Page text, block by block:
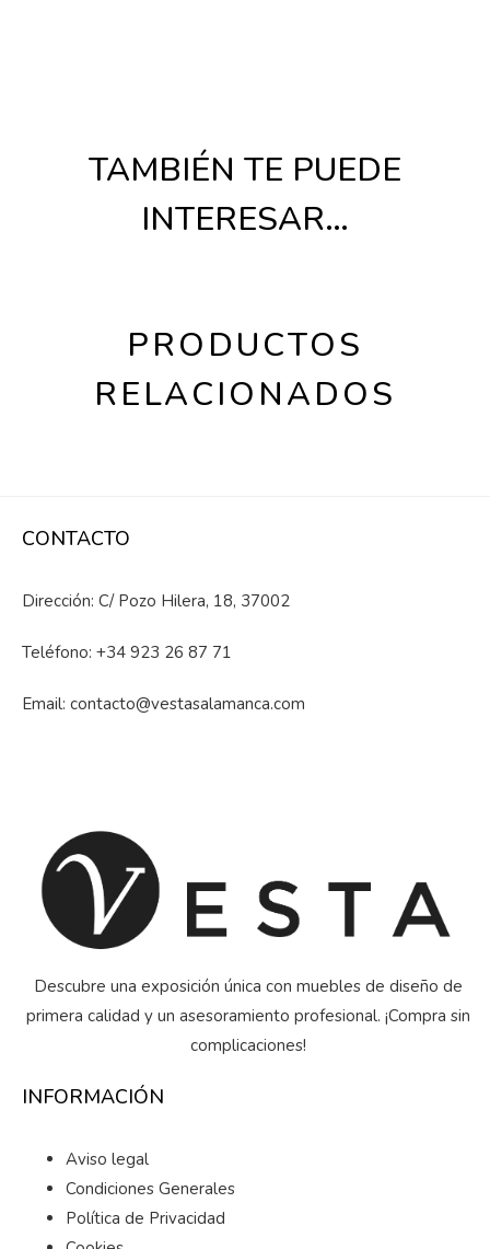
TAMBIÉN TE PUEDE
INTERESAR…
PRODUCTOS
RELACIONADOS
CONTACTO
Dirección: C/ Pozo Hilera, 18, 37002
Teléfono: +34 923 26 87 71
Email: contacto@vestasalamanca.com
Descubre una exposición única con muebles de diseño de
primera calidad y un asesoramiento profesional. ¡Compra sin
complicaciones!
INFORMACIÓN
Aviso legal
Condiciones Generales
Política de Privacidad